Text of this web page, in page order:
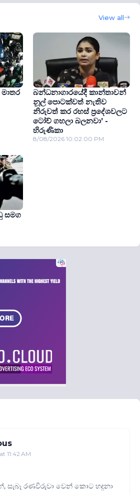
View all
බන්ධනාගාරයේදී කාන්තාවන්
නූල් පොටක්වත් නැතිව
නිරුවත් කර රහස් ප‍්‍රදේශවලට
ටෝච් ගහලා බලනවා’ -
හිරුණිකා
8/08/2026 10:02:00 PM
සමග
11:42 AM
සැබෑ රණවිරුවා වෙන් කොට හදුනා